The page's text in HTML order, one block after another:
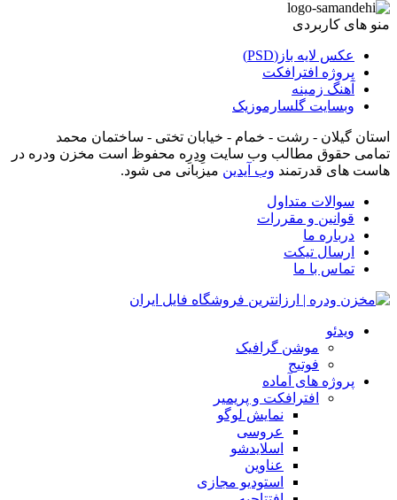
منو های کاربردی
عکس لایه باز(PSD)
پروژه افترافکت
آهنگ زمینه
وبسایت گلسارموزیک
استان گیلان - رشت - خمام - خیابان تختی - ساختمان محمد
تمامی حقوق مطالب وب سایت وِدِرِه محفوظ است مخزن ودره در
هاست های قدرتمند وب آیدین میزبانی می شود.
سوالات متداول
قوانین و مقررات
درباره ما
ارسال تیکت
تماس با ما
ویدئو
موشن گرافیک
فوتیج
پروژه های آماده
افترافکت و پریمیر
نمایش لوگو
عروسی
اسلایدشو
عناوین
استودیو مجازی